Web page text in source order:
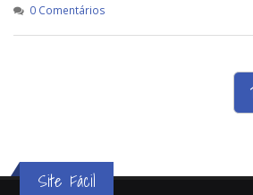
0 Comentários
Site Fácil